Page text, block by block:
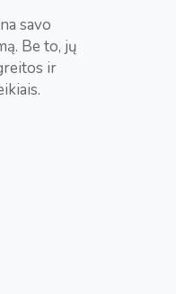
savo
Be to, jų
ir